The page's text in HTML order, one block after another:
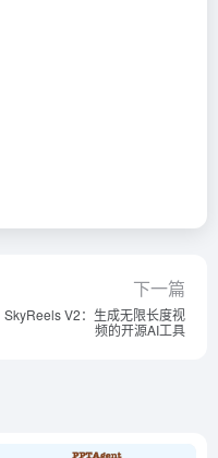
下一篇
SkyReels V2：生成无限长度视
频的开源AI工具